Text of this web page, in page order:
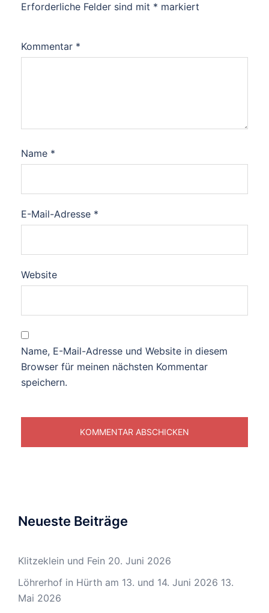
Erforderliche Felder sind mit * markiert
Kommentar *
Name *
E-Mail-Adresse *
Website
Name, E-Mail-Adresse und Website in diesem
Browser für meinen nächsten Kommentar
speichern.
Neueste Beiträge
Klitzeklein und Fein 20. Juni 2026
Löhrerhof in Hürth am 13. und 14. Juni 2026 13.
Mai 2026